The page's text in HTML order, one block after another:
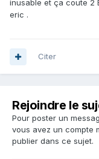
inusable et ça coute 2
eric .
Citer
Rejoindre le
Pour poster un
vous avez un compte
publier dans ce sujet.